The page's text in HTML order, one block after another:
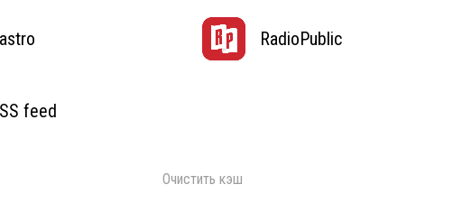
RadioPublic
feed
Очистить кэш